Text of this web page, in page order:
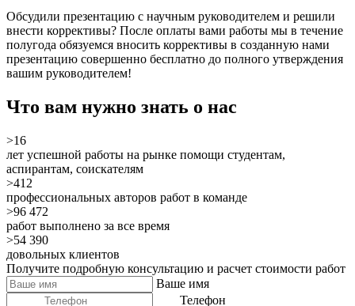
Обсудили презентацию с научным руководителем и решили
внести коррективы? После оплаты вами работы мы в течение
полугода обязуемся вносить коррективы в созданную нами
презентацию совершенно бесплатно до полного утверждения
вашим руководителем!
Что вам нужно знать о нас
>16
лет успешной работы на рынке помощи студентам,
аспирантам, соискателям
>412
профессиональных авторов работ в команде
>96 472
работ выполнено за все время
>54 390
довольных клиентов
Получите подробную консультацию и расчет стоимости работ
Ваше имя
Телефон